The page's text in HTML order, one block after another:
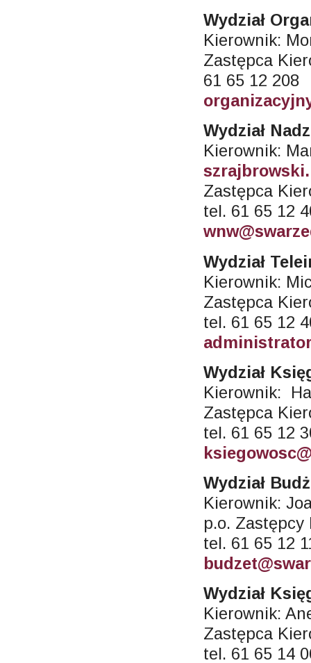
Wydział
Kierownik:
Zastępca
61 65 12 208
Wydział
Kierownik:
Zastępca
tel. 61 65 12
Wydział
Kierownik:
Zastępca
tel. 61 65 12
Wydział
Kierownik:
Zastępca
tel. 61 65 12
Wydział
Kierownik:
p.o.
tel. 61 65 12
Wydział
Kierownik:
Zastępca
tel. 61 65 14